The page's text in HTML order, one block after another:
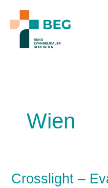
Inhalt
springen
Wien
Crosslight –
Crosslight